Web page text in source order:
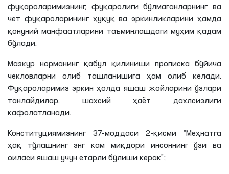
фуқароларимизнинг, фуқаролиги бўлмаганларнинг ва
чет фуқароларининг ҳуқуқ ва эркинликларини ҳамда
қонуний манфаатларини таъминлашдаги муҳим қадам
бўлади.
Мазкур норманинг қабул қилиниши прописка бўйича
чекловларни олиб ташланишига ҳам олиб келади.
Фуқароларимиз эркин ҳолда яшаш жойларини ўзлари
танлайдилар, шахсий ҳаёт дахлсизлиги
кафолатланади.
Конституциямизнинг 37-моддаси 2-қисми “Меҳнатга
ҳақ тўлашнинг энг кам миқдори инсоннинг ўзи ва
оиласи яшаш учун етарли бўлиши керак”;